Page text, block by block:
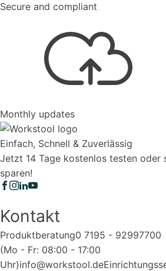
Secure and compliant
Monthly updates
Einfach, Schnell & Zuverlässig
Jetzt 14 Tage kostenlos testen oder
sparen!
Kontakt
Produktberatung0 7195 - 92997700
(Mo - Fr: 08:00 - 17:00
Uhr)info@workstool.de